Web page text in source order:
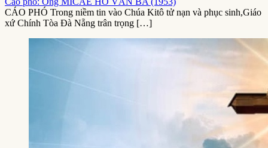
CÁO PHÓ Trong niềm tin vào Chúa Kitô tử nạn và phục sinh,Giáo
xứ Chính Tòa Đà Nẵng trân trọng […]